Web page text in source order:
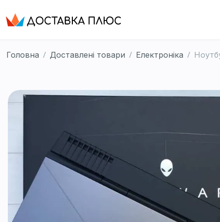
Головна / Доставлені товари / Електроніка /